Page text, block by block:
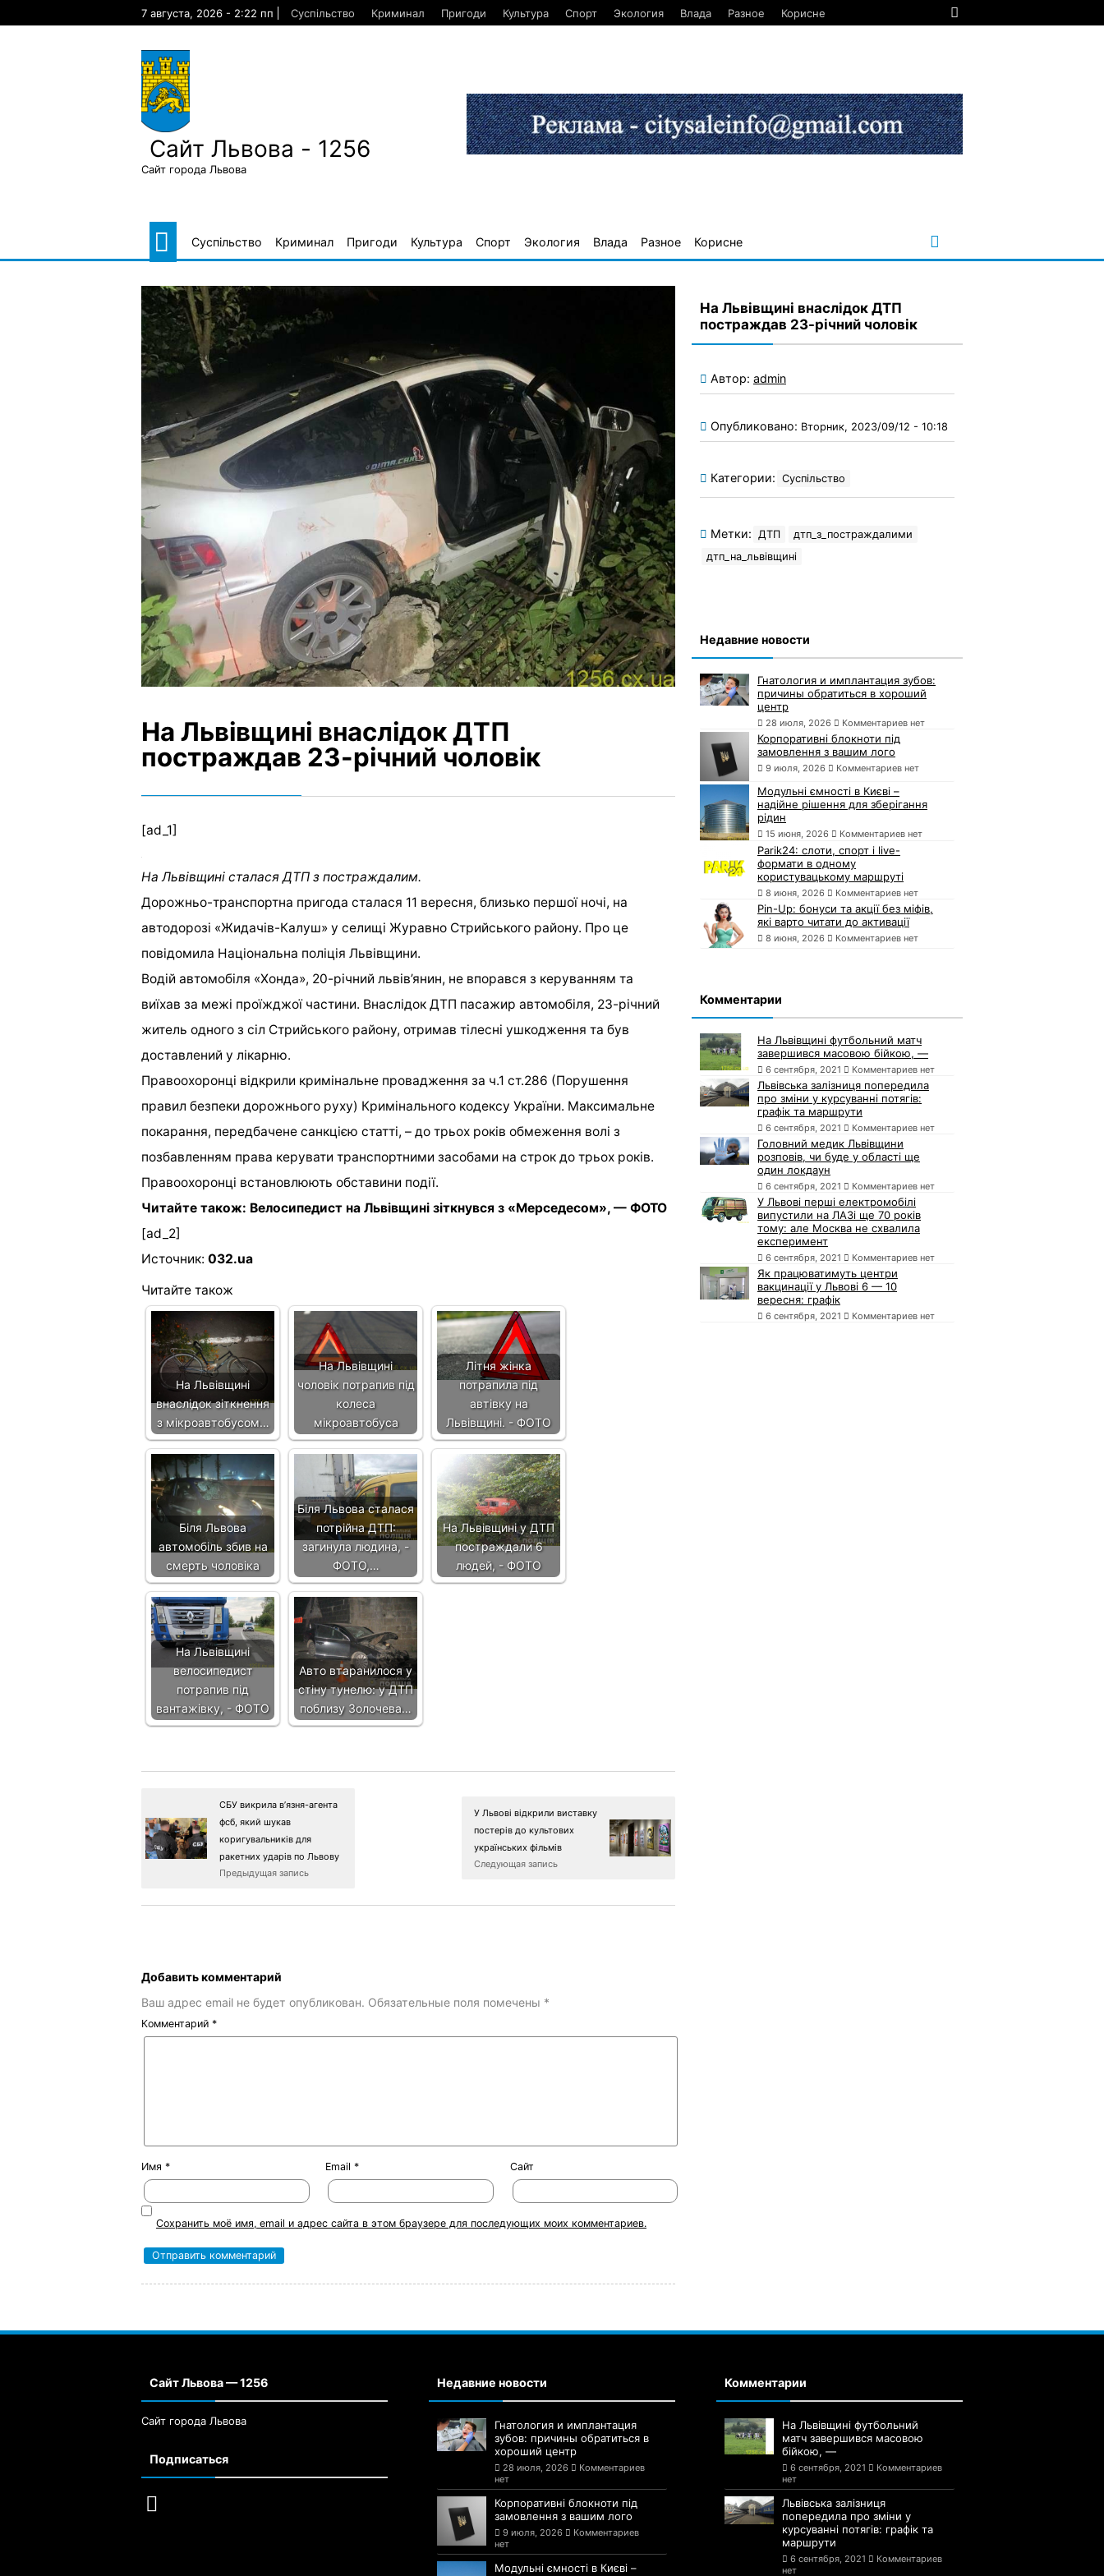
7 августа, 2026 - 2:22 пп Суспільство Криминал Пригоди Культура Спорт Экология Влада Разное Корисне
Сайт Львова - 1256
Сайт города Львова
Суспільство Криминал Пригоди Культура Спорт Экология Влада Разное Корисне
На Львівщині внаслідок ДТП
постраждав 23-річний чоловік
[ad_1]
На Львівщині сталася ДТП з постраждалим.
Дорожньо-транспортна пригода сталася 11 вересня, близько першої ночі, на
автодорозі «Жидачів-Калуш» у селищі Журавно Стрийського району. Про це
повідомила Національна поліція Львівщини.
Водій автомобіля «Хонда», 20-річний львів’янин, не впорався з керуванням та
виїхав за межі проїжджої частини. Внаслідок ДТП пасажир автомобіля, 23-річний
житель одного з сіл Стрийського району, отримав тілесні ушкодження та був
доставлений у лікарню.
Правоохоронці відкрили кримінальне провадження за ч.1 ст.286 (Порушення
правил безпеки дорожнього руху) Кримінального кодексу України. Максимальне
покарання, передбачене санкцією статті, – до трьох років обмеження волі з
позбавленням права керувати транспортними засобами на строк до трьох років.
Правоохоронці встановлюють обставини події.
Читайте також: Велосипедист на Львівщині зіткнувся з «Мерседесом», — ФОТО
[ad_2]
Источник: 032.ua
Читайте також
На Львівщині
внаслідок зіткнення
з мікроавтобусом…
На Львівщині
чоловік потрапив під
колеса
мікроавтобуса
Літня жінка
потрапила під
автівку на
Львівщині. - ФОТО
Біля Львова
автомобіль збив на
смерть чоловіка
Біля Львова сталася
потрійна ДТП:
загинула людина, -
ФОТО,…
На Львівщині у ДТП
постраждали 6
людей, - ФОТО
На Львівщині
велосипедист
потрапив під
вантажівку, - ФОТО
Авто втаранилося у
стіну тунелю: у ДТП
поблизу Золочева…
СБУ викрила в’язня-агента
фсб, який шукав
коригувальників для
ракетних ударів по Львову
Предыдущая запись
У Львові відкрили виставку
постерів до культових
українських фільмів
Следующая запись
Добавить комментарий
Ваш адрес email не будет опубликован. Обязательные поля помечены *
Комментарий *
Имя * Email* Сайт
Сохранить моё имя, email и адрес сайта в этом браузере для последующих моих комментариев.
На Львівщині внаслідок ДТП
постраждав 23-річний чоловік
Автор: admin
Опубликовано: Вторник, 2023/09/12 - 10:18
Категории: Суспільство
Метки: ДТП
дтп_з_постраждалими
дтп_на_львівщині
Недавние новости
Гнатология и имплантация зубов:
причины обратиться в хороший
центр
28 июля, 2026 Комментариев нет
Корпоративні блокноти під
замовлення з вашим лого
9 июля, 2026 Комментариев нет
Модульні ємності в Києві –
надійне рішення для зберігання
рідин
15 июня, 2026 Комментариев нет
Parik24: слоти, спорт і live-
формати в одному
користувацькому маршруті
8 июня, 2026 Комментариев нет
Pin-Up: бонуси та акції без міфів,
які варто читати до активації
8 июня, 2026 Комментариев нет
Комментарии
На Львівщині футбольний матч
завершився масовою бійкою, —
6 сентября, 2021 Комментариев нет
Львівська залізниця попередила
про зміни у курсуванні потягів:
графік та маршрути
6 сентября, 2021 Комментариев нет
Головний медик Львівщини
розповів, чи буде у області ще
один локдаун
6 сентября, 2021 Комментариев нет
У Львові перші електромобілі
випустили на ЛАЗі ще 70 років
тому: але Москва не схвалила
експеримент
6 сентября, 2021 Комментариев нет
Як працюватимуть центри
вакцинації у Львові 6 — 10
вересня: графік
6 сентября, 2021 Комментариев нет
Сайт Львова — 1256
Сайт города Львова
Подписаться
Недавние новости
Гнатология и имплантация
зубов: причины обратиться в
хороший центр
28 июля, 2026
Комментариев
нет
Корпоративні блокноти під
замовлення з вашим лого
9 июля, 2026
Комментариев
нет
Модульні ємності в Києві –
Комментарии
На Львівщині футбольний
матч завершився масовою
бійкою, —
6 сентября, 2021
Комментариев
нет
Львівська залізниця
попередила про зміни у
курсуванні потягів: графік та
маршрути
6 сентября, 2021
Комментариев
нет